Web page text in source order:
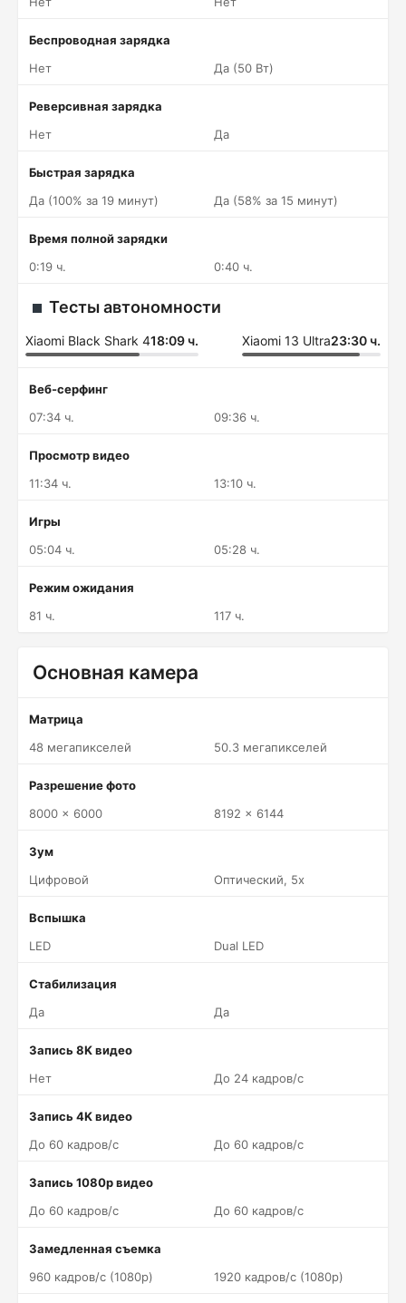
Беспроводная зарядка
Нет
Да (50 Вт)
Реверсивная зарядка
Нет
Да
Быстрая зарядка
Да (100% за 19 минут)
Да (58% за 15 минут)
Время полной зарядки
0:19 ч.
0:40 ч.
Тесты автономности
Xiaomi Black Shark 418:09 ч. Xiaomi 13 Ultra23:30 ч.
Веб-серфинг
07:34 ч.
09:36 ч.
Просмотр видео
11:34 ч.
13:10 ч.
Игры
05:04 ч.
05:28 ч.
Режим ожидания
81 ч.
117 ч.
Основная камера
Матрица
48 мегапикселей
50.3 мегапикселей
Разрешение фото
8000 x 6000
8192 x 6144
Зум
Цифровой
Оптический, 5x
Вспышка
LED
Dual LED
Стабилизация
Да
Да
Запись 8K видео
Нет
До 24 кадров/c
Запись 4K видео
До 60 кадров/c
До 60 кадров/c
Запись 1080p видео
До 60 кадров/c
До 60 кадров/c
Замедленная съемка
960 кадров/c (1080p)
1920 кадров/c (1080p)